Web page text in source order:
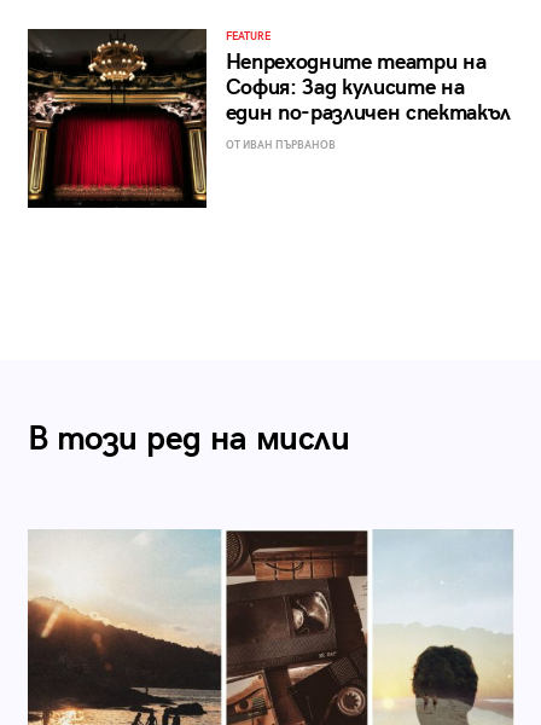
FEATURE
Непреходните театри на
София: Зад кулисите на
един по-различен спектакъл
ОТ ИВАН ПЪРВАНОВ
В този ред на мисли